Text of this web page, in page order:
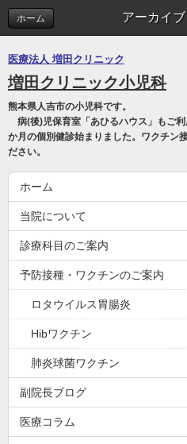
ホーム
医療法人 増田クリニック
増田クリニック小児科
熊本県人吉市の小児科です。
病(後)児保育室「あひるハウス」もご
か月の個別健診始まりました。ワクチン
ださい。
ホーム
当院について
診療科目のご案内
予防接種・ワクチンのご案内
ロタウイルス胃腸炎
Hibワクチン
肺炎球菌ワクチン
副院長ブログ
医療コラム